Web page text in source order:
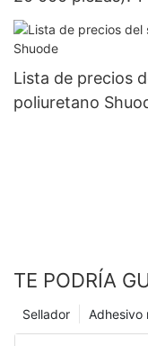
de poliuretano
Lista de precios
poliuretano
TE PODRÍA
Adhesivo
Sellador